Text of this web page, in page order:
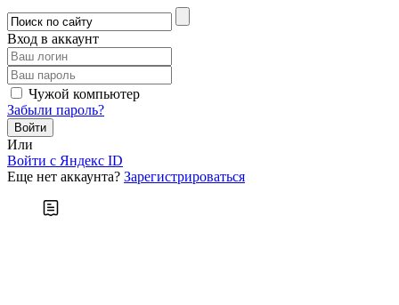
Вход в аккаунт
Чужой компьютер
Забыли пароль?
Или
Войти c Яндекс ID
Еще нет аккаунта? Зарегистрироваться